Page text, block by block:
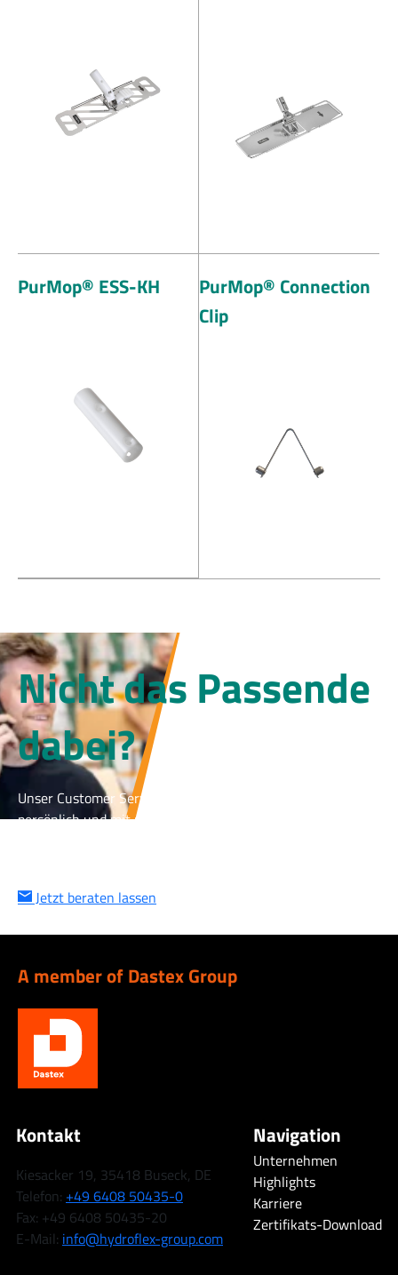
PurMop® ESS-KH
PurMop® Connection
Clip
Nicht das Passende
dabei?
Unser Customer Service hilft Ihnen gerne weiter - schnell,
persönlich und mit passenden Lösungen für Ihren
Jetzt beraten lassen
A member of Dastex Group
Kontakt
Kiesacker 19, 35418 Buseck, DE
Telefon: +49 6408 50435-0
Fax: +49 6408 50435-20
E-Mail: info@hydroflex-group.com
Navigation
Unternehmen
Highlights
Karriere
Zertifikats-Download